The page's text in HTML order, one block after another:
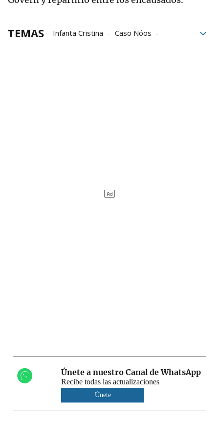
TEMAS Infanta Cristina
Caso Nóos
Únete a nuestro Canal de WhatsApp
Recibe todas las actualizaciones
Únete